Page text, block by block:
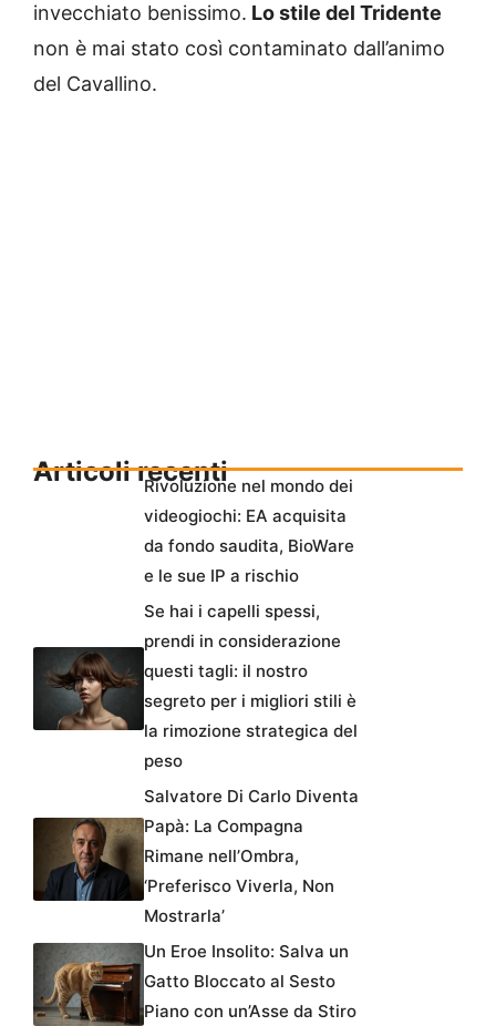
invecchiato benissimo. Lo stile del Tridente
non è mai stato così contaminato dall’animo
del Cavallino.
Articoli recentiRivoluzione nel mondo dei
videogiochi: EA acquisita
da fondo saudita, BioWare
e le sue IP a rischio
Se hai i capelli spessi,
prendi in considerazione
questi tagli: il nostro
segreto per i migliori stili è
la rimozione strategica del
peso
Salvatore Di Carlo Diventa
Papà: La Compagna
Rimane nell’Ombra,
‘Preferisco Viverla, Non
Mostrarla’
Un Eroe Insolito: Salva un
Gatto Bloccato al Sesto
Piano con un’Asse da Stiro